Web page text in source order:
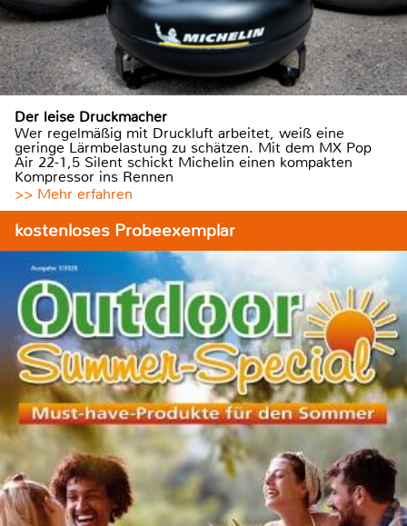
Der leise Druckmacher
Wer regelmäßig mit Druckluft arbeitet, weiß eine
geringe Lärmbelastung zu schätzen. Mit dem MX Pop
Air 22-1,5 Silent schickt Michelin einen kompakten
Kompressor ins Rennen
>> Mehr erfahren
kostenloses Probeexemplar